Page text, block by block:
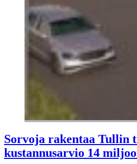
Sorvoja rakentaa Tullin
kustannusarvio 14